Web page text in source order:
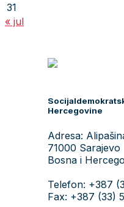
31
« jul
Hercegovine
Adresa:
71000 Sarajevo
Bosna i
Telefon: +387
Fax: +387 (33)